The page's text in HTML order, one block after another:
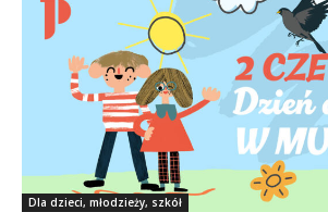
Dla dzieci, młodzieży, szkół